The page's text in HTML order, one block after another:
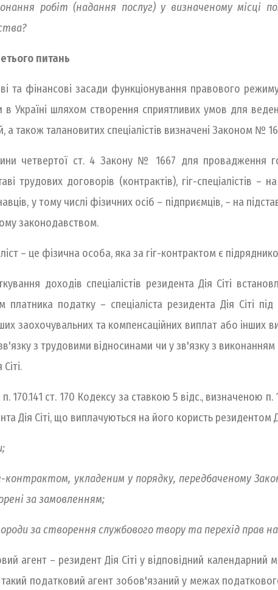
робіт (надання послуг) у визначеному
питань
та фінансові засади функціонування правового
Україні шляхом створення сприятливих умов для
а також талановитих спеціалістів визначені Законом №
четвертої ст. 4 Закону № 1667 для провадження
трудових договорів (контрактів), гіг-спеціалістів
у тому числі фізичних осіб – підприємців, – на
законодавством.
– це фізична особа, яка за гіг-контрактом є
доходів спеціалістів резидента Дія Сіті
платника податку – спеціаліста резидента Дія Сіті
заохочувальних та компенсаційних виплат або
з трудовими відносинами чи у зв'язку з
п. 170.141 ст. 170 Кодексу за ставкою 5 відс.,
Дія Сіті, що виплачуються на його користь резидентом
контрактом, укладеним у порядку, передбаченому
за замовленням;
за створення службового твору та перехід прав
агент – резидент Дія Сіті у відповідний
податковий агент зобов'язаний у межах